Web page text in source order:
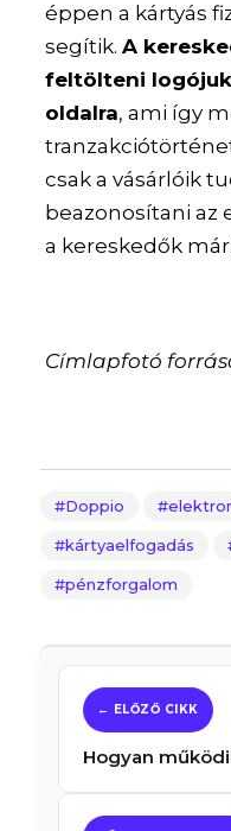
éppen a kártyás
segítik.A
feltölteni
oldalra, ami így
csak a vásárlóik
beazonosítani az
a kereskedők
Címlapfotó
Doppio
kártyaelfogadás
pénzforgalom
Hogyan